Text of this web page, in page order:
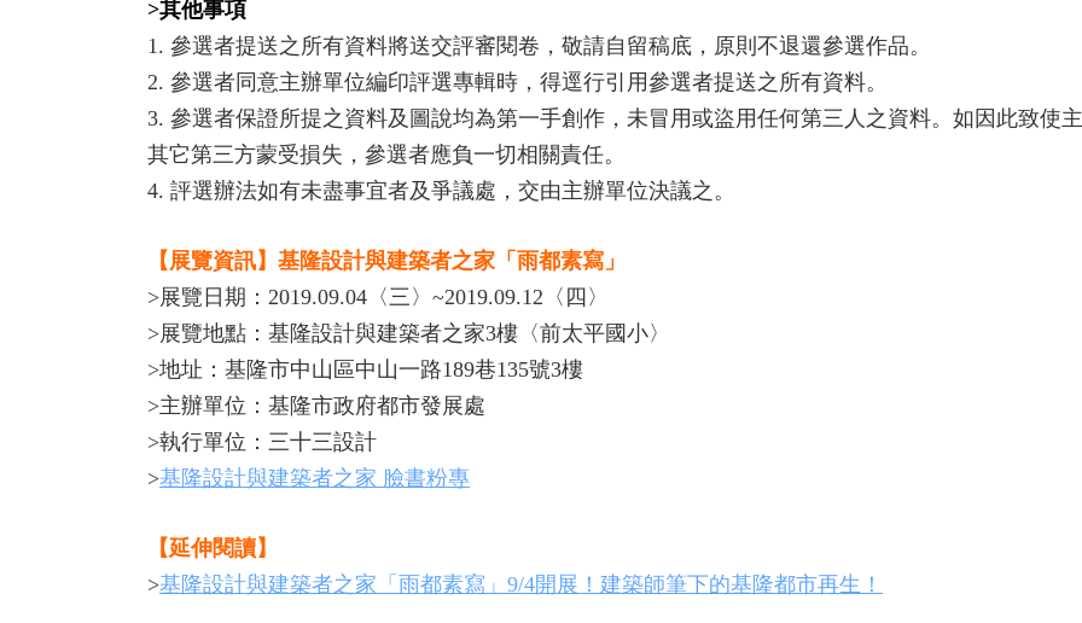
>其他事項
1. 參選者提送之所有資料將送交評審閱卷，敬請自留稿底，原則不退還參選作品。
2. 參選者同意主辦單位編印評選專輯時，得逕行引用參選者提送之所有資料。
3. 參選者保證所提之資料及圖說均為第一手創作，未冒用或盜用任何第三人之資料。如因此致使
其它第三方蒙受損失，參選者應負一切相關責任。
4. 評選辦法如有未盡事宜者及爭議處，交由主辦單位決議之。
【展覽資訊】基隆設計與建築者之家「雨都素寫」
>展覽日期：2019.09.04〈三〉~2019.09.12〈四〉
>展覽地點：基隆設計與建築者之家3樓〈前太平國小〉
>地址：基隆市中山區中山一路189巷135號3樓
>主辦單位：基隆市政府都市發展處
>執行單位：三十三設計
>基隆設計與建築者之家 臉書粉專
【延伸閱讀】
>基隆設計與建築者之家「雨都素寫」9/4開展！建築師筆下的基隆都市再生！